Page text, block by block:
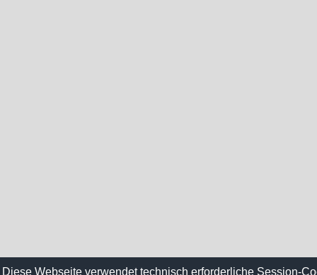
Diese Webseite verwendet technisch erforderliche Session-